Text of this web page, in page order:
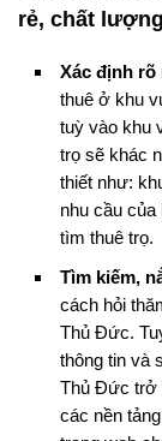
rẻ, chất
Xác định rõ
thuê ở khu
tuỳ vào khu
trọ sẽ khác
thiết như:
nhu cầu của
tìm thuê trọ.
Tìm kiếm,
cách hỏi
Thủ Đức.
thông tin và
Thủ Đức trở
các nền